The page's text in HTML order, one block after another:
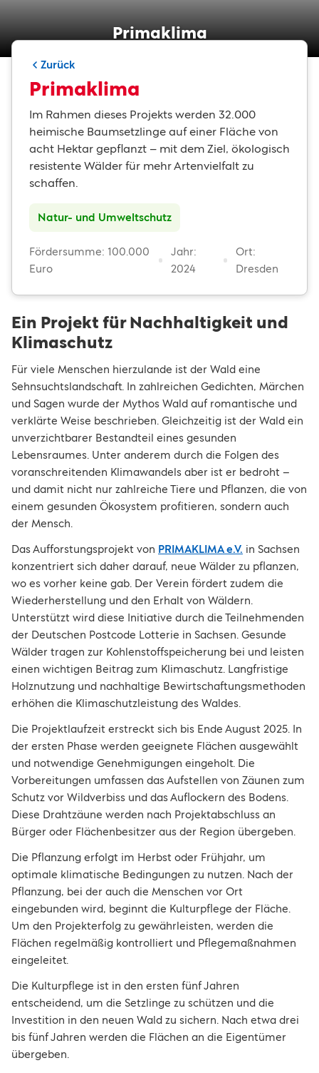
Primaklima
Zurück
Primaklima
Im Rahmen dieses Projekts werden 32.000
heimische Baumsetzlinge auf einer Fläche von
acht Hektar gepflanzt – mit dem Ziel, ökologisch
resistente Wälder für mehr Artenvielfalt zu
schaffen.
Natur- und Umweltschutz
Fördersumme: 100.000
Euro
Jahr:
2024
Ort:
Dresden
Ein Projekt für Nachhaltigkeit und
Klimaschutz
Für viele Menschen hierzulande ist der Wald eine
Sehnsuchtslandschaft. In zahlreichen Gedichten, Märchen
und Sagen wurde der Mythos Wald auf romantische und
verklärte Weise beschrieben. Gleichzeitig ist der Wald ein
unverzichtbarer Bestandteil eines gesunden
Lebensraumes. Unter anderem durch die Folgen des
voranschreitenden Klimawandels aber ist er bedroht –
und damit nicht nur zahlreiche Tiere und Pflanzen, die von
einem gesunden Ökosystem profitieren, sondern auch
der Mensch.
Das Aufforstungsprojekt von PRIMAKLIMA e.V. in Sachsen
konzentriert sich daher darauf, neue Wälder zu pflanzen,
wo es vorher keine gab. Der Verein fördert zudem die
Wiederherstellung und den Erhalt von Wäldern.
Unterstützt wird diese Initiative durch die Teilnehmenden
der Deutschen Postcode Lotterie in Sachsen. Gesunde
Wälder tragen zur Kohlenstoffspeicherung bei und leisten
einen wichtigen Beitrag zum Klimaschutz. Langfristige
Holznutzung und nachhaltige Bewirtschaftungsmethoden
erhöhen die Klimaschutzleistung des Waldes.
Die Projektlaufzeit erstreckt sich bis Ende August 2025. In
der ersten Phase werden geeignete Flächen ausgewählt
und notwendige Genehmigungen eingeholt. Die
Vorbereitungen umfassen das Aufstellen von Zäunen zum
Schutz vor Wildverbiss und das Auflockern des Bodens.
Diese Drahtzäune werden nach Projektabschluss an
Bürger oder Flächenbesitzer aus der Region übergeben.
Die Pflanzung erfolgt im Herbst oder Frühjahr, um
optimale klimatische Bedingungen zu nutzen. Nach der
Pflanzung, bei der auch die Menschen vor Ort
eingebunden wird, beginnt die Kulturpflege der Fläche.
Um den Projekterfolg zu gewährleisten, werden die
Flächen regelmäßig kontrolliert und Pflegemaßnahmen
eingeleitet.
Die Kulturpflege ist in den ersten fünf Jahren
entscheidend, um die Setzlinge zu schützen und die
Investition in den neuen Wald zu sichern. Nach etwa drei
bis fünf Jahren werden die Flächen an die Eigentümer
übergeben.